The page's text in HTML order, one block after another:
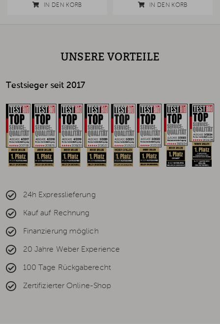
IN DEN KORB IN DEN KORB
UNSERE VORTEILE
Testsieger seit 2017
24h Expresslieferung
Kauf auf Rechnung
Finanzierung möglich
20 Jahre Weber Experience
100 Tage Rückgaberecht
Zertifizierter Online-Shop